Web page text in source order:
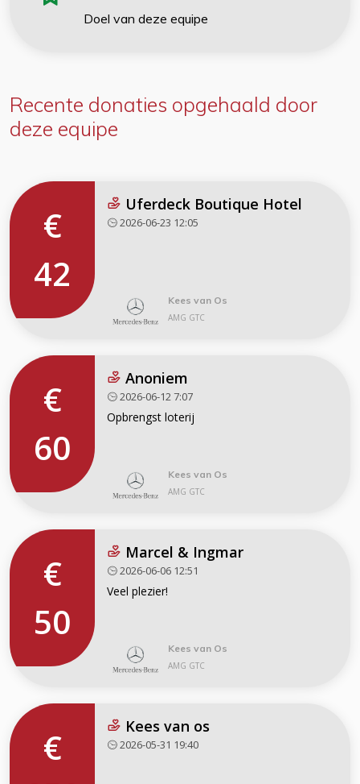
Doel van deze equipe
Recente donaties opgehaald door
deze equipe
€
42
Uferdeck Boutique Hotel
2026-06-23 12:05
Kees van Os
AMG GTC
€
60
Anoniem
2026-06-12 7:07
Opbrengst loterij
Kees van Os
AMG GTC
€
50
Marcel & Ingmar
2026-06-06 12:51
Veel plezier!
Kees van Os
AMG GTC
€
Kees van os
2026-05-31 19:40